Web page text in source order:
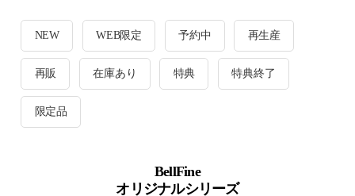
NEW WEB限定 予約中 再生産
再販 在庫あり 特典 特典終了
限定品
BellFine
オリジナルシリーズ